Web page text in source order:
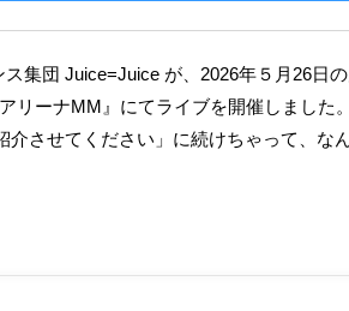
リーナMM』にてライブを開催しました
させてください」に続けちゃって、な